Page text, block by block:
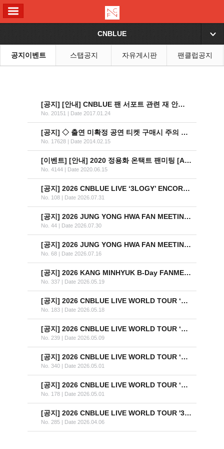
CNBLUE ▼
공지이벤트 스탭공지 자유게시판 팬클럽공지
[공지] [안내] CNBLUE 팬 서포트 관련 재 안내 (170124 ver.)
No. 20151 | Date 2017.01.24
[공지] ◇ 출연 미확정 공연 티켓 구매시 주의 공지
No. 17628 | Date 2014.02.15
[이벤트] [안내] 2020 정용화 온택트 팬미팅 [ALOHWA] 참여 이벤트 안내
No. 4144 | Date 2020.06.15
[공지] 2026 CNBLUE LIVE ‘3LOGY’ ENCORE 안내
No. 108 | Date 2026.07.31
[공지] 2026 JUNG YONG HWA FAN MEETING ‘SAME LIGHT: U&I’ IN TAIPEI 추가 회차 안내
No. 44 | Date 2026.07.30
[공지] 2026 JUNG YONG HWA FAN MEETING ‘SAME LIGHT: U&I’ IN TAIPEI 안내
No. 68 | Date 2026.07.16
[공지] 2026 KANG MINHYUK B-Day FANMEETING '강민혁 분석 프로젝트' 안내
No. 337 | Date 2026.05.19
[공지] 2026 CNBLUE LIVE WORLD TOUR ‘3LOGY’ IN PARIS
No. 183 | Date 2026.05.18
[공지] 2026 CNBLUE LIVE WORLD TOUR ‘3LOGY’ IN LONDON
No. 239 | Date 2026.05.09
[공지] 2026 CNBLUE LIVE WORLD TOUR ‘3LOGY’ IN THE HAGUE
No. 340 | Date 2026.05.01
[공지] 2026 CNBLUE LIVE WORLD TOUR ‘3LOGY’ IN BERLIN
No. 178 | Date 2026.05.01
[공지] 2026 CNBLUE LIVE WORLD TOUR '3LOGY' IN EUROPE 개최 안내
No. 285 | Date 2026.04.06